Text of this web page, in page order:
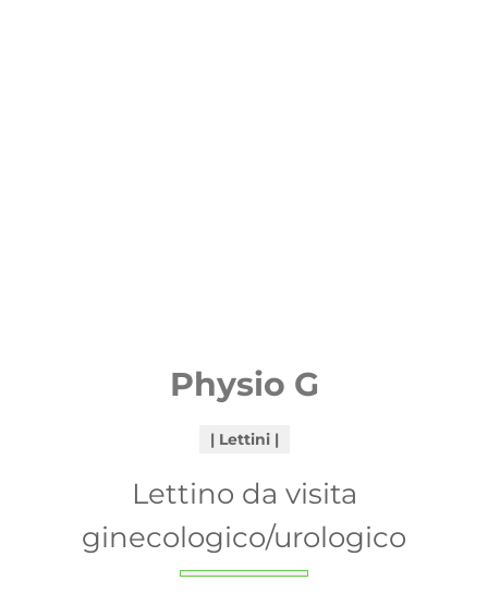
Physio G
Lettini
Lettino da visita
ginecologico/urologico